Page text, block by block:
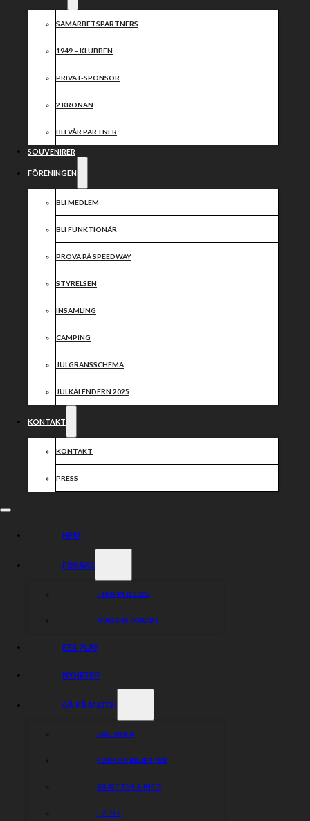
SAMARBETSPARTNERS
1949 – KLUBBEN
PRIVAT-SPONSOR
2 KRONAN
BLI VÅR PARTNER
SOUVENIRER
FÖRENINGEN
BLI MEDLEM
BLI FUNKTIONÄR
PROVA PÅ SPEEDWAY
STYRELSEN
INSAMLING
CAMPING
JULGRANSSCHEMA
JULKALENDERN 2025
KONTAKT
KONTAKT
PRESS
HEM
FÖRARE
TRUPPER 2026
FANSENS FÖRARE
ESS PLAY
NYHETER
GÅ PÅ MATCH
KALENDER
FÖRKÖP BILJETTER
BILJETTER & INFO
EVENT
Nygammal pirat ombord! Välkommen Jonas Seifert-
Salk som skadeersättare för Oskar Fajfer !!
Dela nyheten: